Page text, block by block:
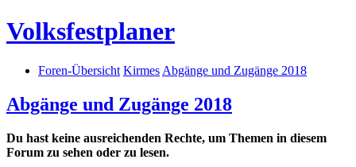
Volksfestplaner
Foren-Übersicht Kirmes Abgänge und Zugänge 2018
Abgänge und Zugänge 2018
Du hast keine ausreichenden Rechte, um Themen in diesem
Forum zu sehen oder zu lesen.